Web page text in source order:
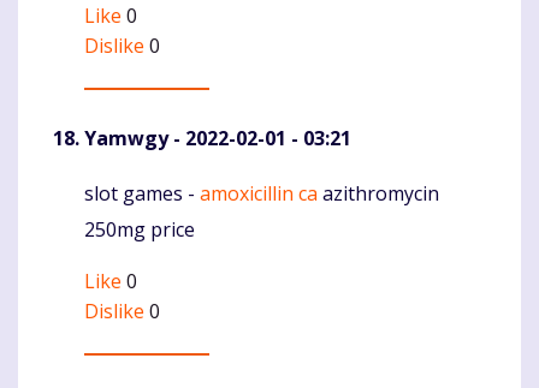
Like 0
Dislike 0
Yamwgy- 2022-02-01 - 03:21
Komentaras
slot games - amoxicillin ca azithromycin
250mg price
Like 0
Dislike 0